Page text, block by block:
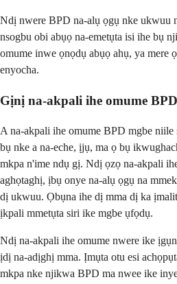
Ndị nwere BPD na-alụ ọgụ nke ukwuu
nsogbu obi abụọ na-emetụta isi ihe bụ
omume inwe ọnọdụ abụọ ahụ, ya mere
enyocha.
Gịnị na-akpali ihe omume
A na-akpali ihe omume BPD mgbe niile
bụ nke a na-eche, ịjụ, ma ọ bụ
mkpa n'ime ndụ gị. Ndị ọzọ na-akpali
aghọtaghị, ịbụ onye na-alụ ọgụ na
dị ukwuu. Ọbụna ihe dị mma dị ka
ịkpali mmetụta siri ike mgbe ụfọdụ.
Ndị na-akpali ihe omume nwere ike
ịdị na-adịghị mma. Ịmụta otu esi
mkpa nke njikwa BPD ma nwee ike